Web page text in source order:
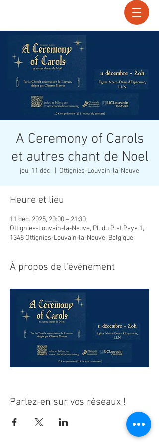
A Ceremony of Carols
et autres chant de Noel
jeu. 11 déc. Ottignies-Louvain-la-Neuve
Heure et lieu
11 déc. 2025, 20:00 – 21:30
Ottignies-Louvain-la-Neuve, Pl. du Plat Pays 1,
1348 Ottignies-Louvain-la-Neuve, Belgique
À propos de l'événement
Parlez-en sur vos réseaux !